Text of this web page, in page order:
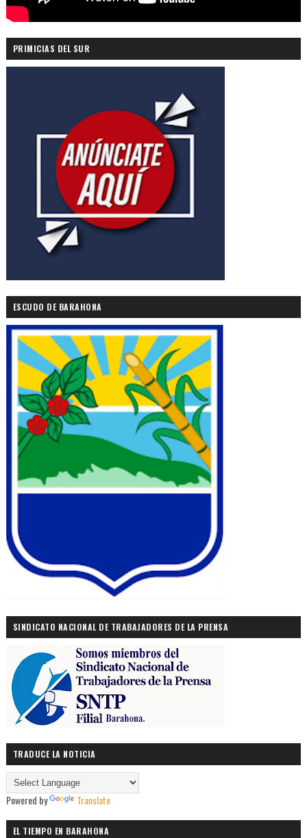
PRIMICIAS DEL SUR
ESCUDO DE BARAHONA
SINDICATO NACIONAL DE TRABAJADORES DE LA PRENSA
TRADUCE LA NOTICIA
Powered by Translate
EL TIEMPO EN BARAHONA